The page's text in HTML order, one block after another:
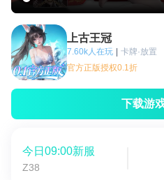
上古王冠
7.60k人在玩 | 卡牌·放置
官方正版授权0.1折
下载游
今日09:00新服
Z38